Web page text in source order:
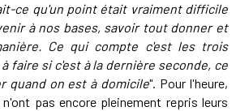
ce qu'un point était vraiment difficile
à nos bases, savoir tout donner et
Ce qui compte c'est les trois
faire si c'est à la dernière seconde, ce
quand on est à domicile". Pour l'heure,
pas encore pleinement repris leurs